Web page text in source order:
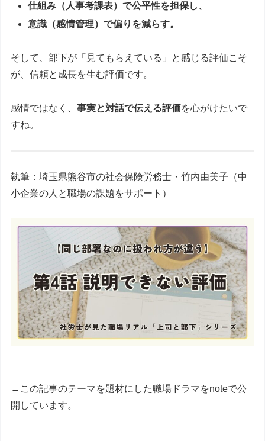
仕組み（人事考課表）で公平性を担保し、
意識（感情管理）で偏りを減らす。
そして、部下が「見てもらえている」と感じる評価こそ
が、信頼と成長を生む評価です。
感情ではなく、事実と対話で伝える評価を心がけたいで
すね。
執筆：埼玉県熊谷市の社会保険労務士・竹内由美子（中
小企業の人と職場の課題をサポート）
←この記事のテーマを題材にした職場ドラマをnoteで公
開しています。